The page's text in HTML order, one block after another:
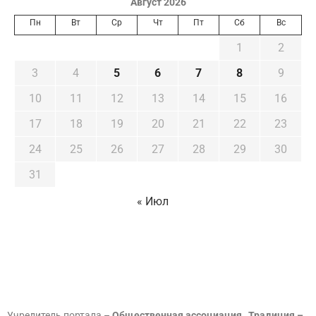
Пн Вт Ср Чт Пт Сб Вс
1
2
3
4 5 6 7 8
9
10
11 12 13 14 15
16
17
18 19 20 21 22
23
24
25 26 27 28 29
30
31
« Июл